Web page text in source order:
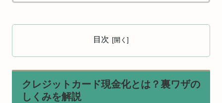
目次
クレジットカード現金化とは？裏ワザの
しくみを解説